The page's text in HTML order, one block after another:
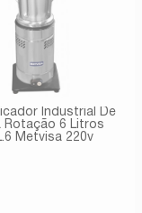
Industrial De
Rotação 6 Litros
Metvisa 220v